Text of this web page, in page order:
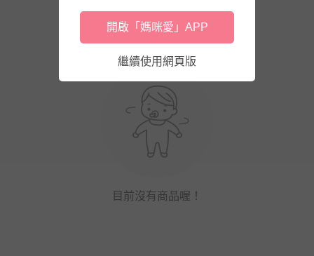
目前沒有商品喔！
開啟「媽咪愛」APP
繼續使用網頁版